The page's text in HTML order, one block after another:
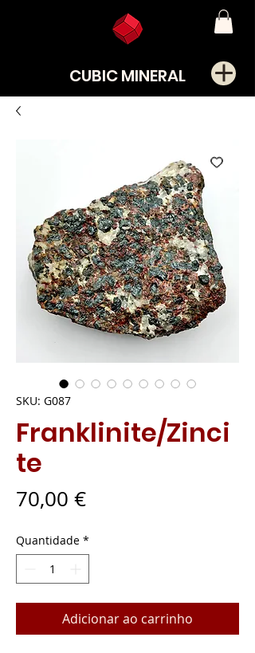
CUBIC MINERAL
SKU: G087
Franklinite/Zinci
te
70,00 €Preço
Quantidade *
Adicionar ao carrinho